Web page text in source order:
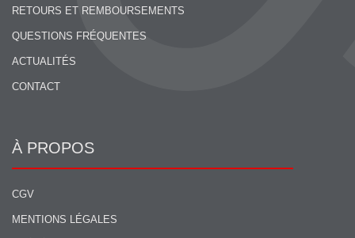
RETOURS ET REMBOURSEMENTS
QUESTIONS FRÉQUENTES
ACTUALITÉS
CONTACT
À PROPOS
CGV
MENTIONS LÉGALES